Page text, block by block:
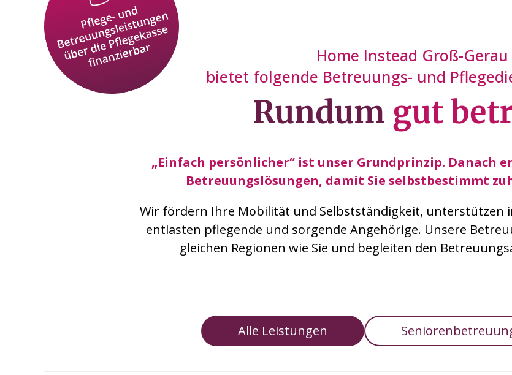
Home Instead Groß-Gerau
bietet folgende Betreuungs- und
Rundum gut
„Einfach persönlicher“ ist unser Grundprinzip. Danach
Betreuungslösungen, damit Sie selbstbestimmt
Wir fördern Ihre Mobilität und Selbstständigkeit, unterstützen
entlasten pflegende und sorgende Angehörige. Unsere
gleichen Regionen wie Sie und begleiten den
Alle Leistungen